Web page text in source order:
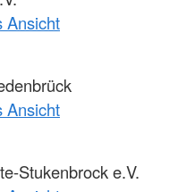
Ansicht
Ansicht
Stukenbrock e.V.